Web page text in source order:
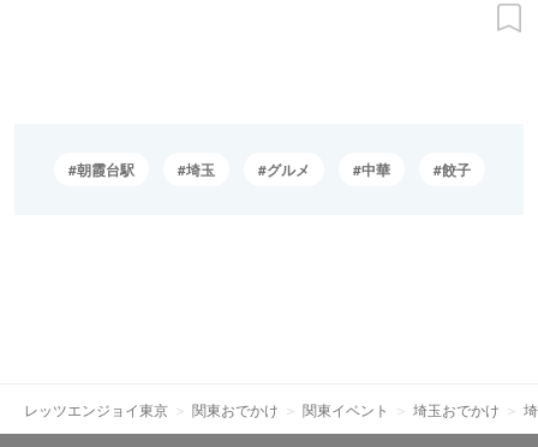
朝霞台駅 埼玉 グルメ 中華 餃子
レッツエンジョイ東京 関東おでかけ 関東イベント 埼玉おでかけ